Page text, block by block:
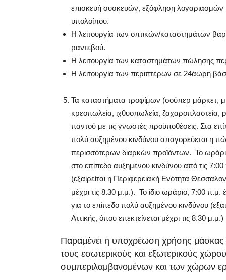
επισκευή συσκευών, εξόφληση λογαριασμών
υπολοίπου.
Η λειτουργία των οπτικών/καταστημάτων
ραντεβού.
Η λειτουργία των καταστημάτων πώλησης
Η λειτουργία των περιπτέρων σε 24άωρη
Τα καταστήματα τροφίμων (σούπερ μάρκετ,
κρεοπωλεία, ιχθυοπωλεία, ζαχαροπλαστεία,
παντού με τις γνωστές προϋποθέσεις. Στα
πολύ αυξημένου κινδύνου απαγορεύεται η
περισσότερων διαρκών προϊόντων. Το
στο επίπεδο αυξημένου κινδύνου από τις
(εξαιρείται η Περιφερειακή Ενότητα
μέχρι τις 8.30 μ.μ.). Το ίδιο ωράριο, 7:00 π.μ.
για το επίπεδο πολύ αυξημένου κινδύνου
Αττικής, όπου επεκτείνεται μέχρι τις 8.30 μ.μ.)
Παραμένει η υποχρέωση χρήσης
τους εσωτερικούς και εξωτερικούς
συμπεριλαμβανομένων και των χώρων